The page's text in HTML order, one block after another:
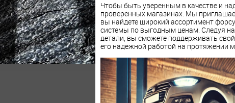
Чтобы быть уверенным в качестве и
проверенных магазинах. Мы
вы найдете широкий ассортимент
системы по выгодным ценам. Следуя
детали, вы сможете поддерживать
его надежной работой на протяжении